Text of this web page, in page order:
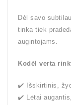
Dėl savo
tinka tiek
augintojams.
Kodėl verta
✔️ Išskirtinis,
✔️ Lėtai